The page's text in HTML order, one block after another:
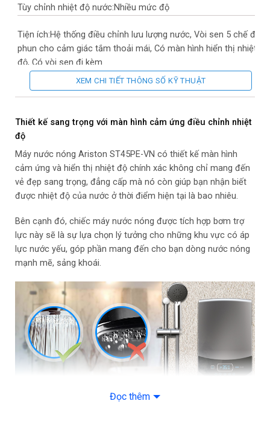
Tùy chỉnh nhiệt độ nước:Nhiều mức độ
Tiện ích:Hệ thống điều chỉnh lưu lượng nước, Vòi sen 5 chế độ
phun cho cảm giác tắm thoải mái, Có màn hình hiển thị nhiệt
độ, Có vòi sen đi kèm
Áp lực nước hoạt động:Tối thiểu 30 kPa – Tối đa 380 kPa
Nhiệt độ tối đa: 45 độ C
Kích thước – Trọng lượng:
7.6 cm – Nặng 2 kg
Năm ra mắt: 2017
Sản xuất tại: Việt Nam
Hãng: Ariston.
XEM CHI TIẾT THÔNG SỐ KỸ THUẬT
Thiết kế sang trọng với màn hình cảm ứng điều chỉnh nhiệt
độ
Máy nước nóng Ariston ST45PE-VN có thiết kế màn hình
cảm ứng và hiển thị nhiệt độ chính xác không chỉ mang đến
vẻ đẹp sang trọng, đẳng cấp mà nó còn giúp bạn nhận biết
được nhiệt độ của nước ở thời điểm hiện tại là bao nhiêu.
Bên cạnh đó, chiếc máy nước nóng được tích hợp bơm trợ
lực này sẽ là sự lựa chọn lý tưởng cho những khu vực có áp
lực nước yếu, góp phần mang đến cho bạn dòng nước nóng
mạnh mẽ, sảng khoái.
Đọc thêm